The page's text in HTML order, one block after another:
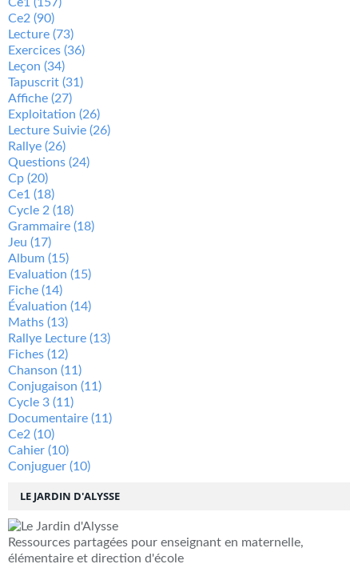
LE JARDIN D'ALYSSE
Ressources partagées pour enseignant en maternelle,
élémentaire et direction d'école
Ce2 (90)
Lecture (73)
Exercices (36)
Leçon (34)
Tapuscrit (31)
Affiche (27)
Exploitation (26)
Lecture Suivie (26)
Rallye (26)
Questions (24)
Cp (20)
Ce1 (18)
Cycle 2 (18)
Grammaire (18)
Jeu (17)
Album (15)
Evaluation (15)
Fiche (14)
Évaluation (14)
Maths (13)
Rallye Lecture (13)
Fiches (12)
Chanson (11)
Conjugaison (11)
Cycle 3 (11)
Documentaire (11)
Ce2 (10)
Cahier (10)
Conjuguer (10)